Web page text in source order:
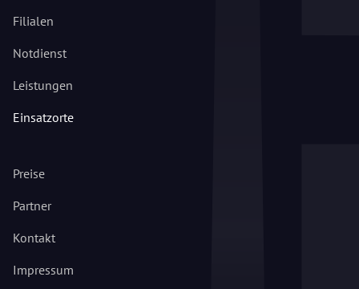
Filialen
Notdienst
Leistungen
Einsatzorte
Preise
Partner
Kontakt
Impressum